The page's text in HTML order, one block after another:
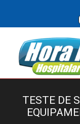
TESTE DE